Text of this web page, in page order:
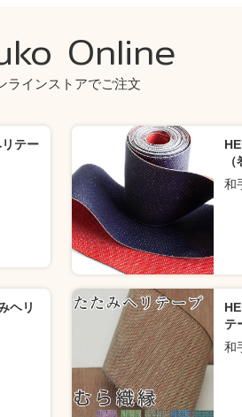
Online
ラインストアでご注文
テー
和
ヘリ
テ
和